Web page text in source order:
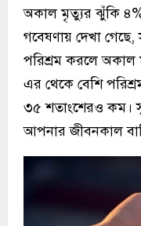
অকাল মৃত্যুর ঝুঁকি ৪%
গবেষণায় দেখা গেছে,
পরিশ্রম করলে অকাল
এর থেকে বেশি
৩৫ শতাংশেরও কম।
আপনার জীবনকাল